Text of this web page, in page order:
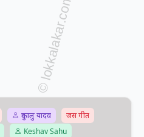
दुकालु यादव
जस गीत
Keshav Sahu